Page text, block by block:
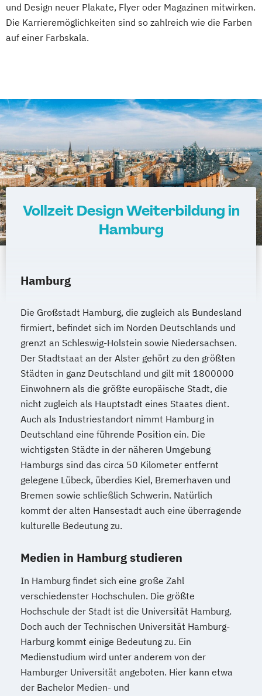
und Design neuer Plakate, Flyer oder Magazinen mitwirken.
Die Karrieremöglichkeiten sind so zahlreich wie die Farben
auf einer Farbskala.
Vollzeit Design Weiterbildung in
Hamburg
Hamburg
Die Großstadt Hamburg, die zugleich als Bundesland
firmiert, befindet sich im Norden Deutschlands und
grenzt an Schleswig-Holstein sowie Niedersachsen.
Der Stadtstaat an der Alster gehört zu den größten
Städten in ganz Deutschland und gilt mit 1800000
Einwohnern als die größte europäische Stadt, die
nicht zugleich als Hauptstadt eines Staates dient.
Auch als Industriestandort nimmt Hamburg in
Deutschland eine führende Position ein. Die
wichtigsten Städte in der näheren Umgebung
Hamburgs sind das circa 50 Kilometer entfernt
gelegene Lübeck, überdies Kiel, Bremerhaven und
Bremen sowie schließlich Schwerin. Natürlich
kommt der alten Hansestadt auch eine überragende
kulturelle Bedeutung zu.
Medien in Hamburg studieren
In Hamburg findet sich eine große Zahl
verschiedenster Hochschulen. Die größte
Hochschule der Stadt ist die Universität Hamburg.
Doch auch der Technischen Universität Hamburg-
Harburg kommt einige Bedeutung zu. Ein
Medienstudium wird unter anderem von der
Hamburger Universität angeboten. Hier kann etwa
der Bachelor Medien- und